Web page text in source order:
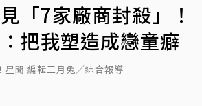
「7家廠商封殺」！
把我塑造成戀童癖
星聞 編輯三月兔／綜合報導